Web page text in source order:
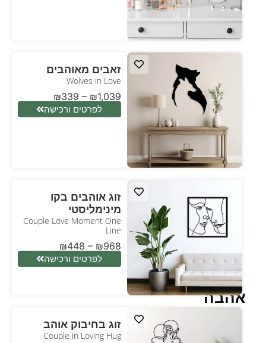
אהבה
זאבים מאוהבים
Wolves in Love
₪339 – ₪1,039
לפרטים ורכישה
זוג אוהבים בקו
מינימליסטי
Couple Love Moment One
Line
₪448 – ₪968
לפרטים ורכישה
זוג בחיבוק אוהב
Couple in Loving Hug